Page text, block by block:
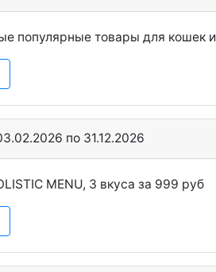
популярные товары для кошек
по 31.12.2026
MENU, 3 вкуса за 999 руб